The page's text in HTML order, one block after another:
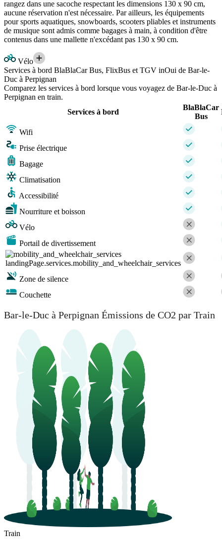
rangez dans une sacoche respectant les dimensions 130 x 90 cm,
aucune réservation n'est nécessaire. Par ailleurs, les équipements
pour sports aquatiques, snowboards, scooters pliables et instruments
de musique sont admis comme bagages à main, à condition d'être
contenus dans une mallette n'excédant pas 130 x 90 cm.
Vélo
Services à bord BlaBlaCar Bus, FlixBus et TGV inOui de Bar-le-
Duc à Perpignan
Comparez les services à bord lorsque vous voyagez de Bar-le-Duc à
Perpignan en train.
Services à bord
BlaBlaCar
Bus
Wifi
Prise électrique
Bagage
Climatisation
Accessibilité
Nourriture et boisson
Vélo
Portail de divertissement
landingPage.services.mobility_and_wheelchair_services
Zone de silence
Couchette
Bar-le-Duc à Perpignan Émissions de CO2 par Train
Train